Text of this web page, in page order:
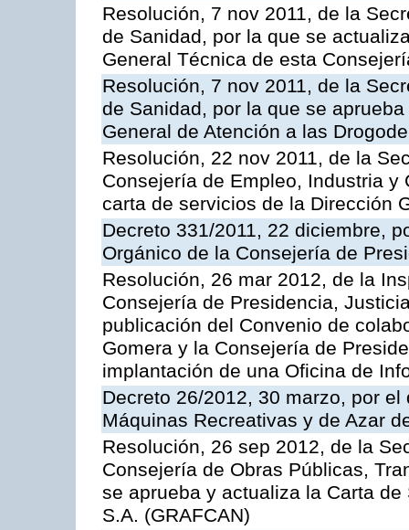
Resolución, 7 nov 2011, de la
de Sanidad, por la que se
General Técnica de esta
Resolución, 7 nov 2011, de la
de Sanidad, por la que se
General de Atención a las
Resolución, 22 nov 2011, de la
Consejería de Empleo, Industria
carta de servicios de la Dirección
Decreto 331/2011, 22 diciembre,
Orgánico de la Consejería de
Resolución, 26 mar 2012, de la
Consejería de Presidencia,
publicación del Convenio de
Gomera y la Consejería de
implantación de una Oficina de
Decreto 26/2012, 30 marzo, por
Máquinas Recreativas y de Azar
Resolución, 26 sep 2012, de la
Consejería de Obras Públicas,
se aprueba y actualiza la Carta
S.A. (GRAFCAN)